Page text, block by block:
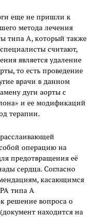
еще не пришли к
метода лечения
типа А, который также
считают,
является удаление
то есть проведение
врачи в данном
дуги аорты с
и ее модификаций
терапии.
операцию на
предотвращения её
сердца. Согласно
касающимся
типа А
решение вопроса о
находится на